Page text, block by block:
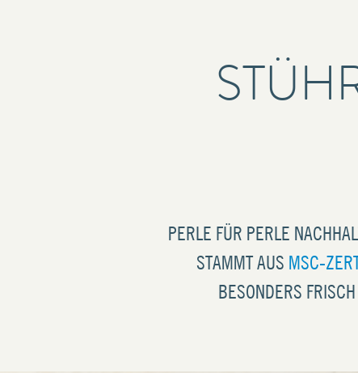
PERLE FÜR PERLE
STAMMT AUS MSC-
BESONDERS